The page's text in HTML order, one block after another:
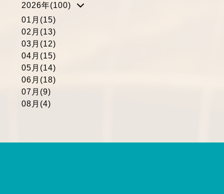
2026年(100)
01月(15)
02月(13)
03月(12)
04月(15)
05月(14)
06月(18)
07月(9)
08月(4)